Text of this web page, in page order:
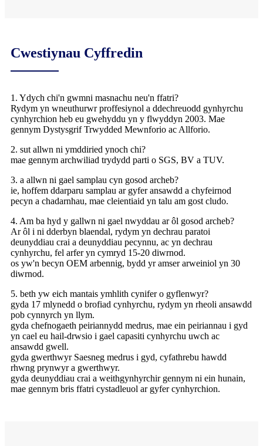
Cwestiynau Cyffredin
1. Ydych chi'n gwmni masnachu neu'n ffatri?
Rydym yn wneuthurwr proffesiynol a ddechreuodd gynhyrchu
cynhyrchion heb eu gwehyddu yn y flwyddyn 2003. Mae
gennym Dystysgrif Trwydded Mewnforio ac Allforio.
2. sut allwn ni ymddiried ynoch chi?
mae gennym archwiliad trydydd parti o SGS, BV a TUV.
3. a allwn ni gael samplau cyn gosod archeb?
ie, hoffem ddarparu samplau ar gyfer ansawdd a chyfeirnod
pecyn a chadarnhau, mae cleientiaid yn talu am gost cludo.
4. Am ba hyd y gallwn ni gael nwyddau ar ôl gosod archeb?
Ar ôl i ni dderbyn blaendal, rydym yn dechrau paratoi
deunyddiau crai a deunyddiau pecynnu, ac yn dechrau
cynhyrchu, fel arfer yn cymryd 15-20 diwrnod.
os yw'n becyn OEM arbennig, bydd yr amser arweiniol yn 30
diwrnod.
5. beth yw eich mantais ymhlith cynifer o gyflenwyr?
gyda 17 mlynedd o brofiad cynhyrchu, rydym yn rheoli ansawdd
pob cynnyrch yn llym.
gyda chefnogaeth peiriannydd medrus, mae ein peiriannau i gyd
yn cael eu hail-drwsio i gael capasiti cynhyrchu uwch ac
ansawdd gwell.
gyda gwerthwyr Saesneg medrus i gyd, cyfathrebu hawdd
rhwng prynwyr a gwerthwyr.
gyda deunyddiau crai a weithgynhyrchir gennym ni ein hunain,
mae gennym bris ffatri cystadleuol ar gyfer cynhyrchion.